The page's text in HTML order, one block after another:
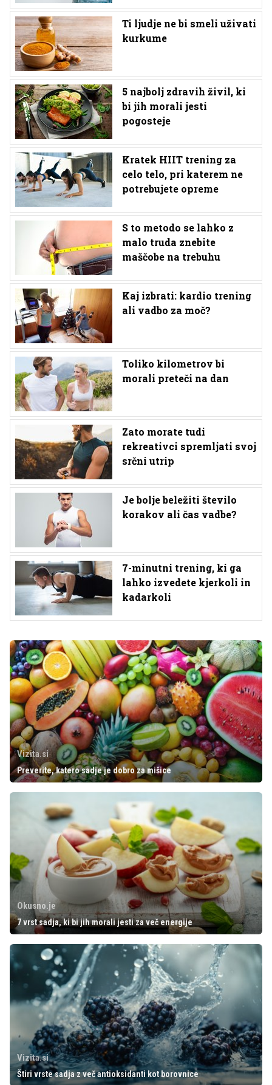
Ti ljudje ne bi smeli uživati
kurkume
5 najbolj zdravih živil, ki
bi jih morali jesti
pogosteje
Kratek HIIT trening za
celo telo, pri katerem ne
potrebujete opreme
S to metodo se lahko z
malo truda znebite
maščobe na trebuhu
Kaj izbrati: kardio trening
ali vadbo za moč?
Toliko kilometrov bi
morali preteči na dan
Zato morate tudi
rekreativci spremljati svoj
srčni utrip
Je bolje beležiti število
korakov ali čas vadbe?
7-minutni trening, ki ga
lahko izvedete kjerkoli in
kadarkoli
Vizita.si
Preverite, katero sadje je dobro za mišice
Okusno.je
7 vrst sadja, ki bi jih morali jesti za več energije
Vizita.si
Štiri vrste sadja z več antioksidanti kot borovnice